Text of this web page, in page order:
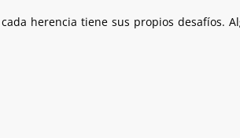
ada herencia tiene sus propios desafíos.